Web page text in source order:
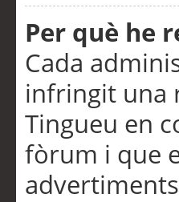
Per què he
Cada
infringit una
Tingueu en
fòrum i que